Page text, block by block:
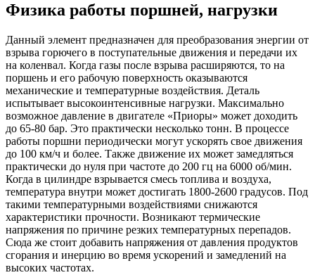
Физика работы поршней, нагрузки
Данный элемент предназначен для преобразования энергии от
взрыва горючего в поступательные движения и передачи их
на коленвал. Когда газы после взрыва расширяются, то на
поршень и его рабочую поверхность оказываются
механические и температурные воздействия. Деталь
испытывает высокоинтенсивные нагрузки. Максимально
возможное давление в двигателе «Приоры» может доходить
до 65-80 бар. Это практически несколько тонн. В процессе
работы поршни периодически могут ускорять свое движения
до 100 км/ч и более. Также движение их может замедляться
практически до нуля при частоте до 200 гц на 6000 об/мин.
Когда в цилиндре взрывается смесь топлива и воздуха,
температура внутри может достигать 1800-2600 градусов. Под
такими температурными воздействиями снижаются
характеристики прочности. Возникают термические
напряжения по причине резких температурных перепадов.
Сюда же стоит добавить напряжения от давления продуктов
сгорания и инерцию во время ускорений и замедлений на
высоких частотах.